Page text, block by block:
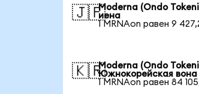
🇯🇵Moderna (Ondo
иена
1 MRNAon равен 9
🇰🇷Moderna (Ondo
Южнокорейская вона
1 MRNAon равен 84